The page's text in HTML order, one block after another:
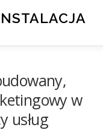
w
usług